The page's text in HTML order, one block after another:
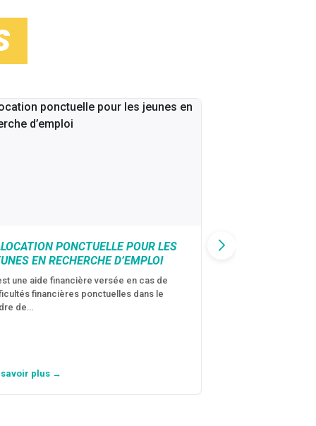
PONCTUELLE POUR LES
EN RECHERCHE D’EMPLOI
une aide financière versée en cas de
financières ponctuelles dans le
de…
savoir plus →